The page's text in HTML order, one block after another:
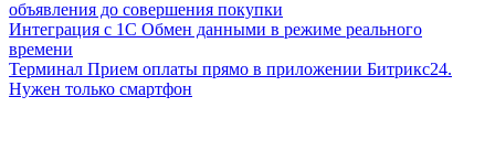
объявления до совершения покупки
Интеграция с 1С Обмен данными в режиме реального
времени
Терминал Прием оплаты прямо в приложении Битрикс24.
Нужен только смартфон